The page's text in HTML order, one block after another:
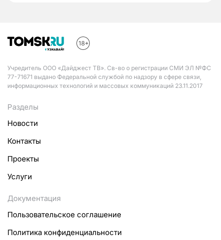
Учредитель ООО «Дайджест ТВ». Св-во о регистрации СМИ ЭЛ №ФС
77-71671 выдано Федеральной службой по надзору в сфере связи,
информационных технологий и массовых коммуникаций 23.11.2017
Разделы
Новости
Контакты
Проекты
Услуги
Документация
Пользовательское соглашение
Политика конфиденциальности